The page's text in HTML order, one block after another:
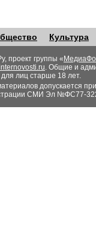
Культура
проект группы «
. Общие и
лиц старше 18 лет.
допускается
СМИ Эл №ФС77-